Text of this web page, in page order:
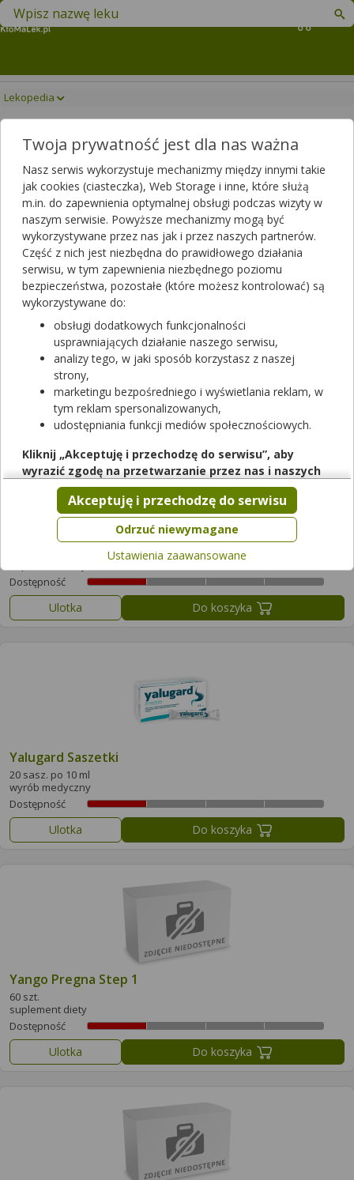
Koszyk
Znajdź lek w swojej okolicy
Lekopedia
Lekopedia
Informacje o lekach, suplementach diety i innych produktach
Leki rozpoczynające się od
Wpisz nazwę leku
Filtrowanie
Wyczyść filtry
Yacon Root Extract Featuring Yacontrol
Dostępność
Ulotka Do koszyka
Yalugard Saszetki
20 sasz. po 10 ml
wyrób medyczny
Dostępność
Ulotka Do koszyka
Yango Pregna Step 1
60 szt.
suplement diety
Dostępność
Ulotka Do koszyka
Twoja prywatność jest dla nas ważna
Nasz serwis wykorzystuje mechanizmy między innymi takie
jak cookies (ciasteczka), Web Storage i inne, które służą
m.in. do zapewnienia optymalnej obsługi podczas wizyty w
naszym serwisie. Powyższe mechanizmy mogą być
wykorzystywane przez nas jak i przez naszych partnerów.
Część z nich jest niezbędna do prawidłowego działania
serwisu, w tym zapewnienia niezbędnego poziomu
bezpieczeństwa, pozostałe (które możesz kontrolować) są
wykorzystywane do:
obsługi dodatkowych funkcjonalności
usprawniających działanie naszego serwisu,
analizy tego, w jaki sposób korzystasz z naszej
strony,
marketingu bezpośredniego i wyświetlania reklam, w
tym reklam spersonalizowanych,
udostępniania funkcji mediów społecznościowych.
Kliknij „Akceptuję i przechodzę do serwisu”, aby
wyrazić zgodę na przetwarzanie przez nas i naszych
partnerów Twoich danych w powyższych celach.
Pamiętaj, że wyrażenie zgody jest dobrowolne, a wyrażoną
zgodę możesz w każdej chwili cofnąć, możesz też wycofać
zgodę na przetwarzanie Twoich danych tylko w niektórych
celach. Jeżeli chcesz dowiedzieć się więcej lub chcesz
przeprowadzić konfigurację szczegółową, to możesz tego
dokonać za pomocą „Ustawień zaawansowanych”.
Więcej informacji na temat wykorzystywania narzędzi
Odrzuć niewymagane
Akceptuję i przechodzę do serwisu
Ustawienia zaawansowane